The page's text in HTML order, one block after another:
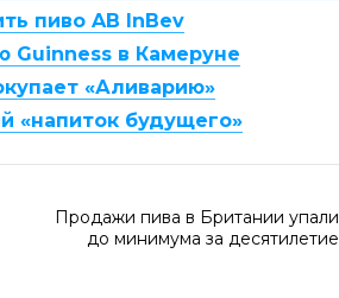
пиво AB InBev
Guinness в Камеруне
«Аливарию»
«напиток будущего»
Продажи пива в Британии упали
до минимума за десятилетие